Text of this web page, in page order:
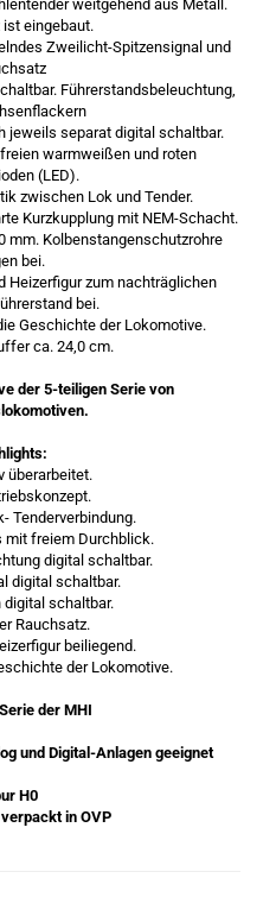
weitgehend aus Metall.
ist eingebaut.
Zweilicht-Spitzensignal und
Führerstandsbeleuchtung,
jeweils separat digital schaltbar.
warmweißen und roten
(LED).
zwischen Lok und Tender.
Kurzkupplung mit NEM-Schacht.
mm. Kolbenstangenschutzrohre
bei.
Heizerfigur zum nachträglichen
bei.
Geschichte der Lokomotive.
ca. 24,0 cm.
der 5-teiligen Serie von
überarbeitet.
Tenderverbindung.
mit freiem Durchblick.
digital schaltbar.
digital schaltbar.
digital schaltbar.
Rauchsatz.
beiliegend.
der Lokomotive.
der MHI
und Digital-Anlagen geeignet
H0
in OVP